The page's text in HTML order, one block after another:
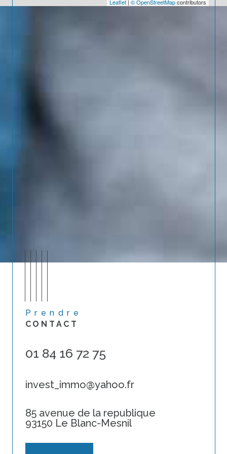
Leaflet | © OpenStreetMapcontributors
Prendre
CONTACT
01 84 16 72 75
invest_immo@yahoo.fr
85 avenue de la republique
93150 Le Blanc-Mesnil